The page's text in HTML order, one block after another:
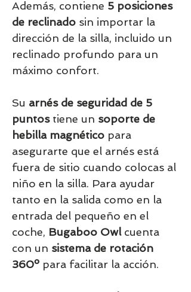
Además, contiene 5 posiciones
de reclinado sin importar la
dirección de la silla, incluido un
reclinado profundo para un
máximo confort.
Su arnés de seguridad de 5
puntostiene un soporte de
hebilla magnético para
asegurarte que el arnés está
fuera de sitio cuando colocas al
niño en la silla. Para ayudar
tanto en la salida como en la
entrada del pequeño en el
coche, Bugaboo Owlcuenta
con un sistema de rotación
360º para facilitar la acción.